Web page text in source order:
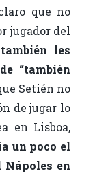
que no
jugador del
les
“también
Setién no
de jugar lo
en Lisboa,
un poco el
en